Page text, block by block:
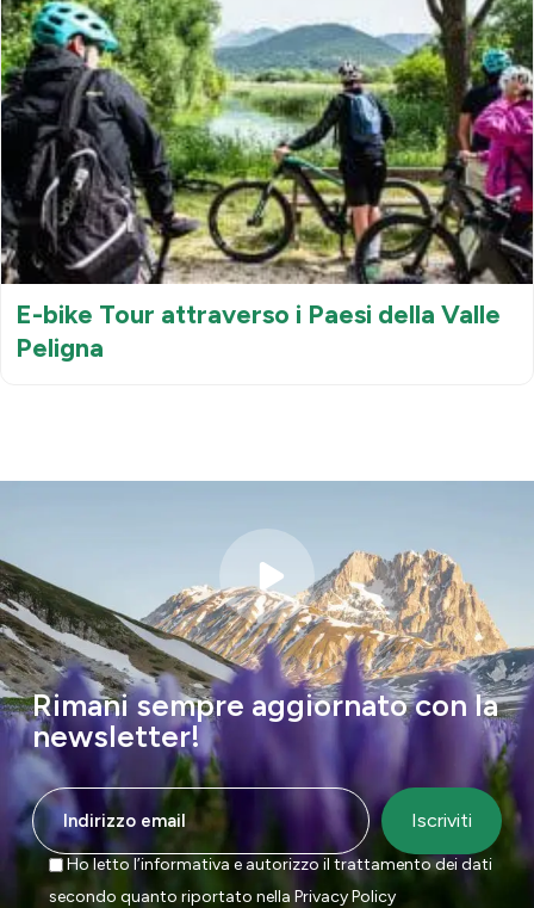
E-bike Tour attraverso i Paesi della Valle
Peligna
Rimani sempre aggiornato con la
newsletter!
Ho letto l’informativa e autorizzo il trattamento dei dati
secondo quanto riportato nella Privacy Policy